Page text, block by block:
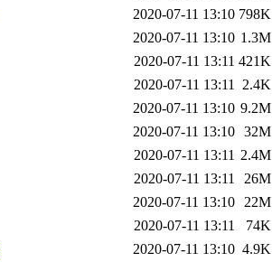
2020-07-11 13:10 798K
2020-07-11 13:10 1.3M
2020-07-11 13:11 421K
2020-07-11 13:11 2.4K
2020-07-11 13:10 9.2M
2020-07-11 13:10 32M
2020-07-11 13:11 2.4M
2020-07-11 13:11
26M
2020-07-11 13:10 22M
2020-07-11 13:11
74K
2020-07-11 13:10 4.9K